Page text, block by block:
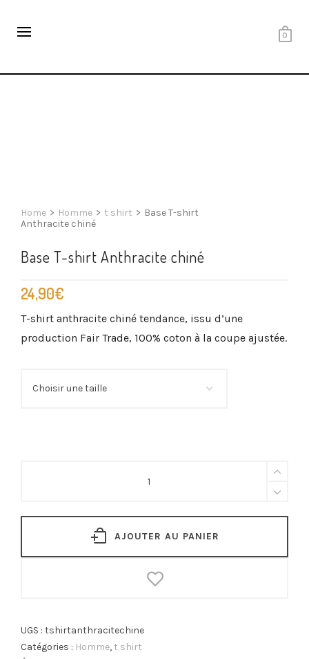
0
Home > Homme > t shirt > Base T-shirt
Anthracite chiné
Base T-shirt Anthracite chiné
24,90€
T-shirt anthracite chiné tendance, issu d’une
production Fair Trade, 100% coton à la coupe ajustée.
quantité
AJOUTER AU PANIER
UGS : tshirtanthracitechine
Catégories : Homme, t shirt